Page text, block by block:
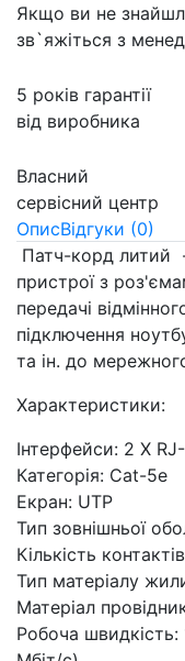
Якщо ви не
зв`яжіться з
5 років гарантії
від виробника
Власний
сервісний центр
ОписВідгуки (0)
Патч-корд литий
пристрої з
передачі
підключення
та ін. до
Характеристики:
Інтерфейси: 2 Х
Категорія: Cat-5е
Екран: UTP
Тип зовнішньої
Кількість
Тип матеріалу
Матеріал
Робоча швидкість: